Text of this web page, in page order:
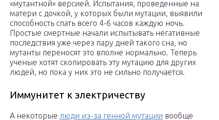
«мутантной» версией. Испытания, проведенные на
матери с дочкой, у которых были мутации, выявили
способность спать всего 4-6 часов каждую ночь.
Простые смертные начали испытывать негативные
последствия уже через пару дней такого сна, но
мутанты переносят это вполне нормально. Теперь
ученые хотят скопировать эту мутацию для других
людей, но пока у них это не сильно получается.
Иммунитет к электричеству
А некоторые люди из-за генной мутации вообще